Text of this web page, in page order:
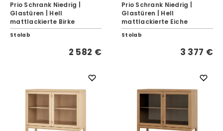
Prio Schrank Niedrig |
Glastüren | Hell
mattlackierte Birke
Stolab
2 582 €
Prio Schrank Niedrig |
Glastüren | Hell
mattlackierte Eiche
Stolab
3 377 €